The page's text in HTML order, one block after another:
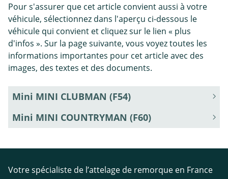
Pour s'assurer que cet article convient aussi à votre
véhicule, sélectionnez dans l'aperçu ci-dessous le
véhicule qui convient et cliquez sur le lien « plus
d'infos ». Sur la page suivante, vous voyez toutes les
informations importantes pour cet article avec des
images, des textes et des documents.
Mini MINI CLUBMAN (F54)
Mini MINI COUNTRYMAN (F60)
Votre spécialiste de l’attelage de remorque en France